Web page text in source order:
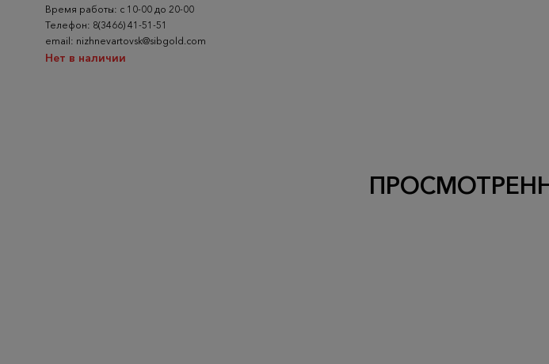
Время работы: с 10-00 до 20-00
Телефон: 8(3466) 41-51-51
email: nizhnevartovsk@sibgold.com
Нет в наличии